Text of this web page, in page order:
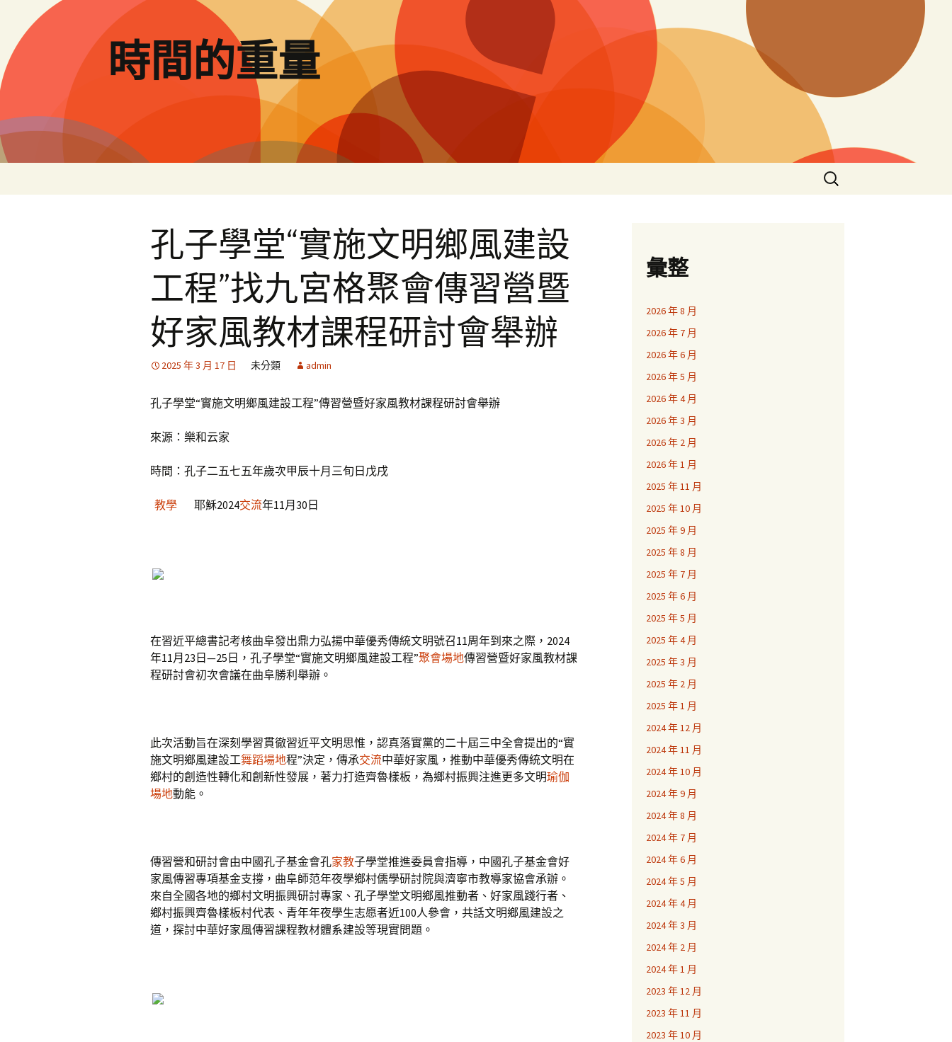
要
內
容
時間的重量
搜
尋
孔子學堂“實施文明鄉風建設
工程”找九宮格聚會傳習營暨
好家風教材課程研討會舉辦
2025 年 3 月 17 日 未分類 admin
孔子學堂“實施文明鄉風建設工程”傳習營暨好家風教材課程研討會舉辦
來源：樂和云家
時間：孔子二五七五年歲次甲辰十月三旬日戊戌
教學 耶穌2024交流年11月30日
在習近平總書記考核曲阜發出鼎力弘揚中華優秀傳統文明號召11周年到來之際，2024
年11月23日—25日，孔子學堂“實施文明鄉風建設工程”聚會場地傳習營暨好家風教材課
程研討會初次會議在曲阜勝利舉辦。
此次活動旨在深刻學習貫徹習近平文明思惟，認真落實黨的二十屆三中全會提出的“實
施文明鄉風建設工舞蹈場地程”決定，傳承交流中華好家風，推動中華優秀傳統文明在
鄉村的創造性轉化和創新性發展，著力打造齊魯樣板，為鄉村振興注進更多文明瑜伽
場地動能。
傳習營和研討會由中國孔子基金會孔家教子學堂推進委員會指導，中國孔子基金會好
家風傳習專項基金支撐，曲阜師范年夜學鄉村儒學研討院與濟寧市教導家協會承辦。
來自全國各地的鄉村文明振興研討專家、孔子學堂文明鄉風推動者、好家風踐行者、
鄉村振興齊魯樣板村代表、青年年夜學生志愿者近100人參會，共話文明鄉風建設之
道，探討中華好家風傳習課程教材體系建設等現實問題。
彙整
2026 年 8 月
2026 年 7 月
2026 年 6 月
2026 年 5 月
2026 年 4 月
2026 年 3 月
2026 年 2 月
2026 年 1 月
2025 年 11 月
2025 年 10 月
2025 年 9 月
2025 年 8 月
2025 年 7 月
2025 年 6 月
2025 年 5 月
2025 年 4 月
2025 年 3 月
2025 年 2 月
2025 年 1 月
2024 年 12 月
2024 年 11 月
2024 年 10 月
2024 年 9 月
2024 年 8 月
2024 年 7 月
2024 年 6 月
2024 年 5 月
2024 年 4 月
2024 年 3 月
2024 年 2 月
2024 年 1 月
2023 年 12 月
2023 年 11 月
2023 年 10 月